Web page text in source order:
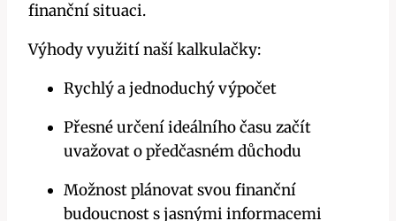
finanční situaci.
Výhody využití naší kalkulačky:
Rychlý a jednoduchý výpočet
Přesné určení ideálního času začít
uvažovat o předčasném důchodu
Možnost plánovat svou finanční
budoucnost s jasnými informacemi